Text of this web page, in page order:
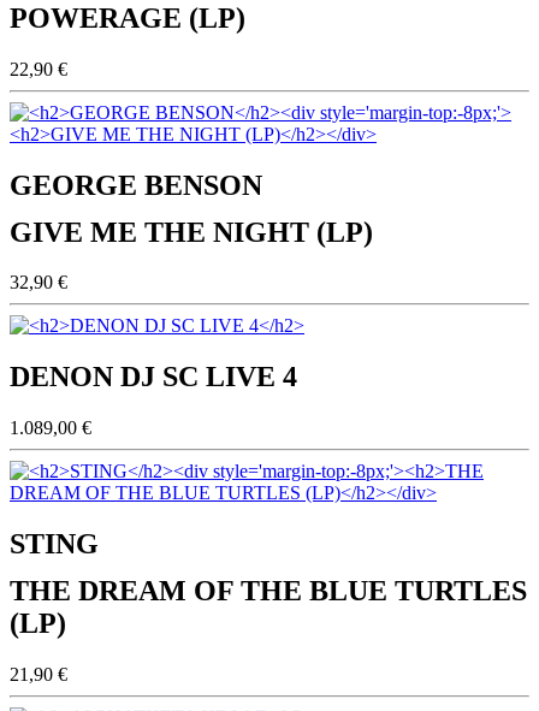
POWERAGE (LP)
22,90 €
GEORGE BENSON
GIVE ME THE NIGHT (LP)
32,90 €
DENON DJ SC LIVE 4
1.089,00 €
STING
THE DREAM OF THE BLUE TURTLES
(LP)
21,90 €